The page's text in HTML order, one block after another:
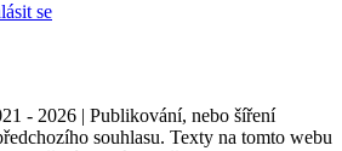
se
- 2026 | Publikování, nebo šíření
souhlasu. Texty na tomto webu